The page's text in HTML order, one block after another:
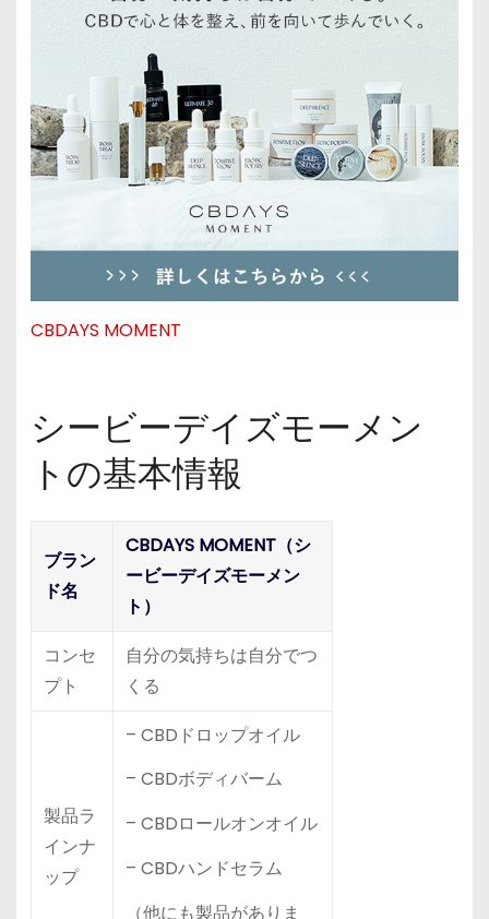
CBDAYS MOMENT
シービーデイズモーメン
トの基本情報
ブラン
ド名
CBDAYS MOMENT（シ
ービーデイズモーメン
ト）
コンセ
プト
自分の気持ちは自分でつ
くる
製品ラ
インナ
ップ
– CBDドロップオイル
– CBDボディバーム
– CBDロールオンオイル
– CBDハンドセラム
（他にも製品がありま